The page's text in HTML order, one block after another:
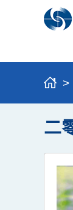
>
二